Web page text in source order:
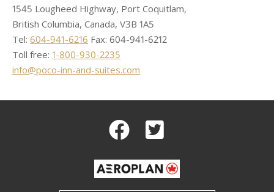
1545 Lougheed Highway, Port Coquitlam,
British Columbia, Canada, V3B 1A5
Tel: 604-941-6216 Fax: 604-941-6212
Toll free: 1-800-930-2235
info@poco-inn-and-suites.com